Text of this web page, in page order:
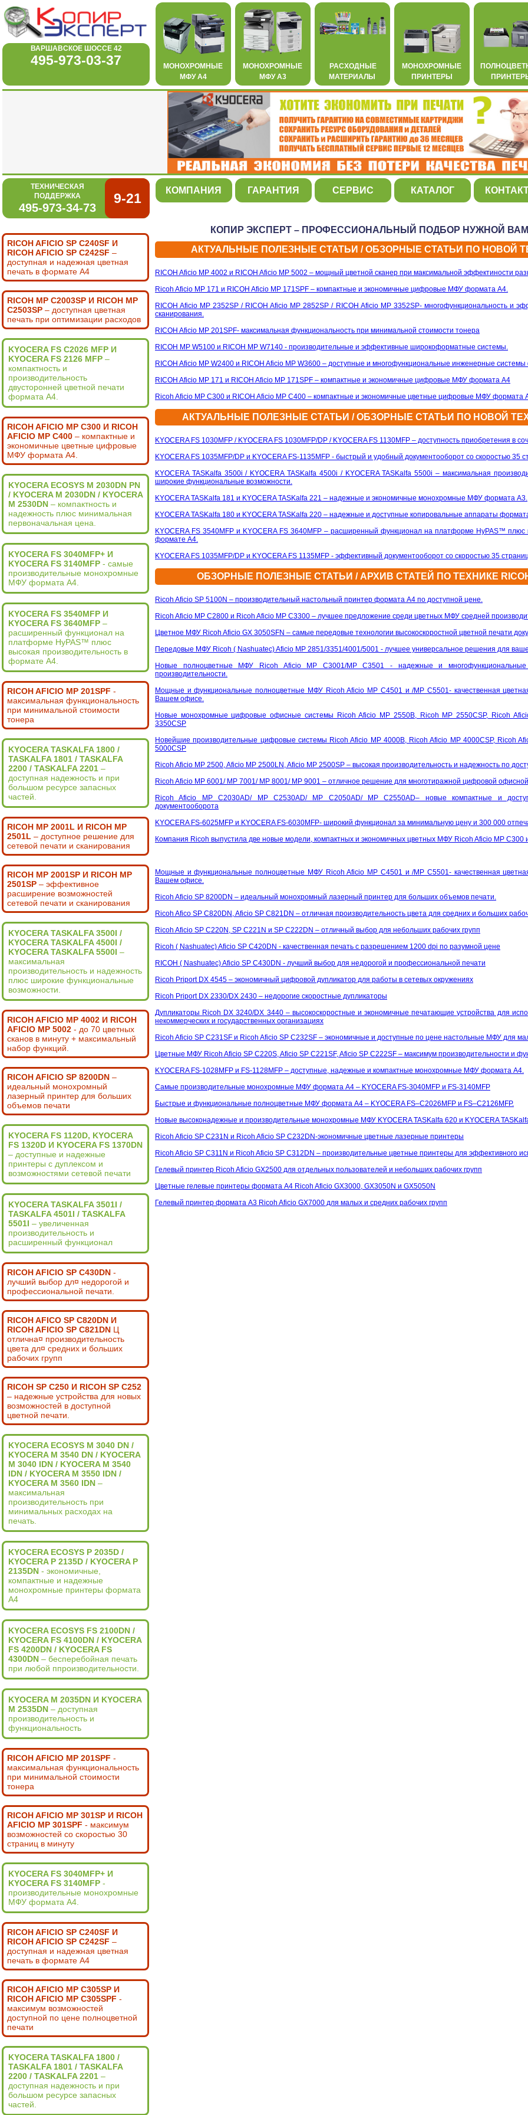
ВАРШАВСКОЕ ШОССЕ 42
495-973-03-37
МОНОХРОМНЫЕ
МФУ А4
МОНОХРОМНЫЕ
МФУ А3
РАСХОДНЫЕ
МАТЕРИАЛЫ
МОНОХРОМНЫЕ
ПРИНТЕРЫ
ТЕХНИЧЕСКАЯ
ПОДДЕРЖКА
495-973-34-73
9-21
КОМПАНИЯ ГАРАНТИЯ СЕРВИС КАТАЛОГ
RICOH AFICIO SP C240SF И
RICOH AFICIO SP C242SF –
доступная и надежная цветная
печать в формате А4
RICOH MP C2003SP И RICOH MP
C2503SP – доступная цветная
печать при оптимизации расходов
KYOCERA FS C2026 MFP И
KYOCERA FS 2126 MFP –
компактность и
производительность
двусторонней цветной печати
формата А4.
RICOH AFICIO MP C300 И RICOH
AFICIO MP C400 – компактные и
экономичные цветные цифровые
МФУ формата A4.
KYOCERA ECOSYS M 2030DN PN
/ KYOCERA M 2030DN / KYOCERA
M 2530DN – компактность и
надежность плюс минимальная
первоначальная цена.
KYOCERA FS 3040MFP+ И
KYOCERA FS 3140MFP - самые
производительные монохромные
МФУ формата А4.
KYOCERA FS 3540MFP И
KYOCERA FS 3640MFP –
расширенный функционал на
платформе HyPAS™ плюс
высокая производительность в
формате А4.
RICOH AFICIO MP 201SPF -
максимальная функциональность
при минимальной стоимости
тонера
KYOCERA TASKALFA 1800 /
TASKALFA 1801 / TASKALFA
2200 / TASKALFA 2201 –
доступная надежность и при
большом ресурсе запасных
частей.
RICOH MP 2001L И RICOH MP
2501L – доступное решение для
сетевой печати и сканирования
RICOH MP 2001SP И RICOH MP
2501SP – эффективное
расширение возможностей
сетевой печати и сканирования
KYOCERA TASKALFA 3500I /
KYOCERA TASKALFA 4500I /
KYOCERA TASKALFA 5500I –
максимальная
производительность и надежность
плюс широкие функциональные
возможности.
RICOH AFICIO MP 4002 И RICOH
AFICIO MP 5002 - до 70 цветных
сканов в минуту + максимальный
набор функций.
RICOH AFICIO SP 8200DN –
идеальный монохромный
лазерный принтер для больших
объемов печати
KYOCERA FS 1120D, KYOCERA
FS 1320D И KYOCERA FS 1370DN
– доступные и надежные
принтеры с дуплексом и
возможностями сетевой печати
KYOCERA TASKALFA 3501I /
TASKALFA 4501I / TASKALFA
5501I – увеличенная
производительность и
расширенный функционал
RICOH AFICIO SP C430DN -
лучший выбор дл¤ недорогой и
профессиональной печати.
RICOH AFICO SP C820DN И
RICOH AFICIO SP C821DN Ц
отлична¤ производительность
цвета дл¤ средних и больших
рабочих групп
RICOH SP C250 И RICOH SP C252
– надежные устройства для новых
возможностей в доступной
цветной печати.
KYOCERA ECOSYS M 3040 DN /
KYOCERA M 3540 DN / KYOCERA
M 3040 IDN / KYOCERA M 3540
IDN / KYOCERA M 3550 IDN /
KYOCERA M 3560 IDN –
максимальная
производительность при
минимальных расходах на
печать.
KYOCERA ECOSYS P 2035D /
KYOCERA P 2135D / KYOCERA P
2135DN - экономичные,
компактные и надежные
монохромные принтеры формата
А4
KYOCERA ECOSYS FS 2100DN /
KYOCERA FS 4100DN / KYOCERA
FS 4200DN / KYOCERA FS
4300DN – бесперебойная печать
при любой ппроизводительности.
KYOCERA M 2035DN И KYOCERA
M 2535DN – доступная
производительность и
функциональность
RICOH AFICIO MP 201SPF -
максимальная функциональность
при минимальной стоимости
тонера
RICOH AFICIO MP 301SP И RICOH
AFICIO MP 301SPF - максимум
возможностей со скоростью 30
страниц в минуту
KYOCERA FS 3040MFP+ И
KYOCERA FS 3140MFP -
производительные монохромные
МФУ формата А4.
RICOH AFICIO SP C240SF И
RICOH AFICIO SP C242SF –
доступная и надежная цветная
печать в формате А4
RICOH AFICIO MP C305SP И
RICOH AFICIO MP C305SPF -
максимум возможностей
доступной по цене полноцветной
печати
KYOCERA TASKALFA 1800 /
TASKALFA 1801 / TASKALFA
2200 / TASKALFA 2201 –
доступная надежность и при
большом ресурсе запасных
частей.
КОПИР ЭКСПЕРТ – ПРОФЕССИОНАЛЬНЫЙ ПОДБОР НУЖНОЙ ВАМ
АКТУАЛЬНЫЕ ПОЛЕЗНЫЕ СТАТЬИ / ОБЗОРНЫЕ СТАТЬИ ПО НОВОЙ
RICOH Aficio MP 4002 и RICOH Aficio MP 5002 – мощный цветной сканер при максимальной эффектиности
Ricoh Aficio MP 171 и RICOH Aficio MP 171SPF – компактные и экономичные цифровые МФУ формата A4.
RICOH Aficio MP 2352SP / RICOH Aficio MP 2852SP / RICOH Aficio MP 3352SP- многофункциональность и
сканирования.
RICOH Aficio MP 201SPF- максимальная функциональность при минимальной стоимости тонера
RICOH MP W5100 и RICOH MP W7140 - производительные и эффективные широкоформатные системы.
RICOH Aficio MP W2400 и RICOH Aficio MP W3600 – доступные и многофункциональные инженерные
RICOH Aficio MP 171 и RICOH Aficio MP 171SPF – компактные и экономичные цифровые МФУ формата A4
Ricoh Aficio MP C300 и RICOH Aficio MP C400 – компактные и экономичные цветные цифровые МФУ формата
АКТУАЛЬНЫЕ ПОЛЕЗНЫЕ СТАТЬИ / ОБЗОРНЫЕ СТАТЬИ ПО НОВОЙ
KYOCERA FS 1030MFP / KYOCERA FS 1030MFP/DP / KYOCERA FS 1130MFP – доступность приобретения в
KYOCERA FS 1035MFP/DP и KYOCERA FS-1135MFP - быстрый и удобный документооборот со скоростью 35
KYOCERA TASKalfa 3500i / KYOCERA TASKalfa 4500i / KYOCERA TASKalfa 5500i – максимальная
широкие функциональные возможности.
KYOCERA TASKalfa 181 и KYOCERA TASKalfa 221 – надежные и экономичные монохромные МФУ формата А3.
KYOCERA TASKalfa 180 и KYOCERA TASKalfa 220 – надежные и доступные копировальные аппараты
KYOCERA FS 3540MFP и KYOCERA FS 3640MFP – расширенный функционал на платформе HyPAS™ плюс
формате А4.
KYOCERA FS 1035MFP/DP и KYOCERA FS 1135MFP - эффективный документооборот со скоростью 35
ОБЗОРНЫЕ ПОЛЕЗНЫЕ СТАТЬИ / АРХИВ СТАТЕЙ ПО ТЕХНИКЕ RICOH
Ricoh Aficio SP 5100N – производительный настольный принтер формата А4 по доступной цене.
Ricoh Aficio MP C2800 и Ricoh Aficio MP C3300 – лучшее предложение среди цветных МФУ средней
Цветное МФУ Ricoh Aficio GX 3050SFN – самые передовые технологии высокоскоростной цветной печати
Передовые МФУ Ricoh ( Nashuatec) Aficio MP 2851/3351/4001/5001 - лучшее универсальное решения для
Новые полноцветные МФУ Ricoh Aficio MP C3001/MP C3501 - надежные и многофункциональные
производительности.
Мощные и функциональные полноцветные МФУ Ricoh Aficio MP C4501 и /MP C5501- качественная
Вашем офисе.
Новые монохромные цифровые офисные системы Ricoh Aficio MP 2550B, Ricoh MP 2550CSP, Ricoh
3350CSP
Новейшие производительные цифровые системы Ricoh Aficio MP 4000B, Ricoh Aficio MP 4000CSP, Ricoh
5000CSP
Ricoh Aficio MP 2500, Aficio MP 2500LN, Aficio MP 2500SP – высокая производительность и надежность по
Ricoh Aficio MP 6001/ MP 7001/ MP 8001/ MP 9001 – отличное решение для многотиражной цифровой
Ricoh Aficio MP C2030AD/ MP C2530AD/ MP C2050AD/ MP C2550AD– новые компактные и
документооборота
KYOCERA FS-6025MFP и KYOCERA FS-6030MFP- широкий функционал за минимальную цену и 300 000
Компания Ricoh выпустила две новые модели, компактных и экономичных цветных МФУ Ricoh Aficio MP C300
Мощные и функциональные полноцветные МФУ Ricoh Aficio MP C4501 и /MP C5501- качественная
Вашем офисе.
Ricoh Aficio SP 8200DN – идеальный монохромный лазерный принтер для больших объемов печати.
Ricoh Afico SP C820DN, Aficio SP C821DN – отличная производительность цвета для средних и больших
Ricoh Aficio SP C220N, SP C221N и SP C222DN – отличный выбор для небольших рабочих групп
Ricoh ( Nashuatec) Aficio SP C420DN - качественная печать с разрешением 1200 dpi по разумной цене
RICOH ( Nashuatec) Aficio SP C430DN - лучший выбор для недорогой и профессиональной печати
Ricoh Priport DX 4545 – экономичный цифровой дупликатор для работы в сетевых окружениях
Ricoh Priport DX 2330/DX 2430 – недорогие скоростные дупликаторы
Дупликаторы Ricoh DX 3240/DX 3440 – высокоскоростные и экономичные печатающие устройства для
некоммерческих и государственных организациях
Ricoh Aficio SP C231SF и Ricoh Aficio SP C232SF – экономичные и доступные по цене настольные МФУ для
Цветные МФУ Ricoh Aficio SP C220S, Aficio SP C221SF, Aficio SP C222SF – максимум производительности и
KYOCERA FS-1028MFP и FS-1128MFP – доступные, надежные и компактные монохромные МФУ формата А4.
Самые производительные монохромные МФУ формата А4 – KYOCERA FS-3040MFP и FS-3140MFP
Быстрые и функциональные полноцветные МФУ формата А4 – KYOCERA FS–C2026MFP и FS–C2126MFP.
Новые высоконадежные и производительные монохромные МФУ KYOCERA TASKalfa 620 и KYOCERA
Ricoh Aficio SP C231N и Ricoh Aficio SP C232DN-экономичные цветные лазерные принтеры
Ricoh Aficio SP C311N и Ricoh Aficio SP C312DN – производительные цветные принтеры для эффективного
Гелевый принтер Ricoh Aficio GX2500 для отдельных пользователей и небольших рабочих групп
Цветные гелевые принтеры формата A4 Ricoh Aficio GX3000, GX3050N и GX5050N
Гелевый принтер формата А3 Ricoh Aficio GX7000 для малых и средних рабочих групп